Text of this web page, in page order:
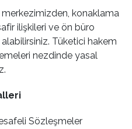
konaklama
ilişkileri ve ön büro
Tüketici hakem
nezdinde yasal
Sözleşmeler